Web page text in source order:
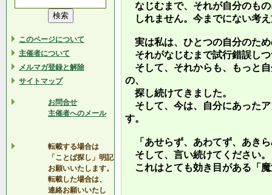
このページについて
主催者について
メルマガ登録と解除
サイトマップ
お問合せ
主催者へのメール
転載する場合は
「ことば探し」明記
お願いいたします。
転載した場合は、
連絡お願いいたし
なじむまで、それが自分のも
しれません。今までにない考
実は私は、ひとつの自分のた
それがなじむまで試行錯誤し
そして、それからも、もっと
の、
探し続けてきました。
そして、今は、自分にあった
す。
「あせらず、あわてず、あき
そして、言い続けてください。
これはとても効き目がある「